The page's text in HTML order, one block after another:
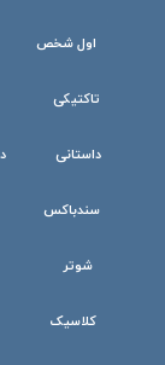
اول شخص
تاکتیکی
داستانی
سندباکس
شوتر
کلاسیک